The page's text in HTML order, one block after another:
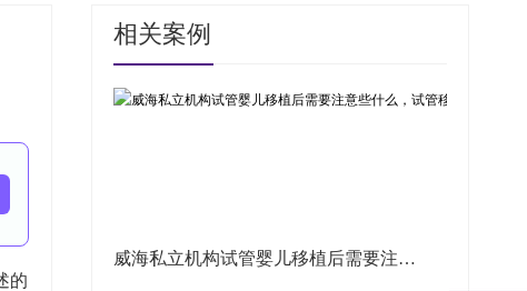
的
相关案例
威海私立机构试管婴儿移植后需要注意些什么，试管移植后护理指南